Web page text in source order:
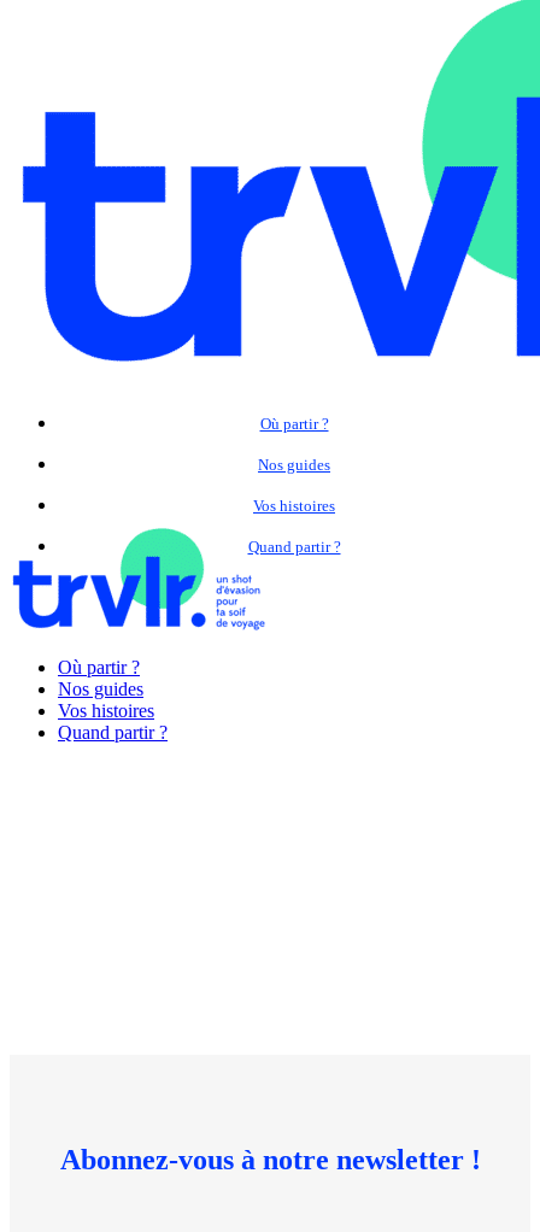
Où partir ?
Nos guides
Vos histoires
Quand partir ?
Où partir ?
Nos guides
Vos histoires
Quand partir ?
Abonnez-vous à notre newsletter !